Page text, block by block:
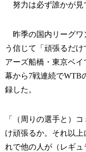
努力は必ず誰かが見
昨季の国内リーグワ
う信じて「頑張るだ
アーズ船橋・東京ベ
幕から7戦連続でWTB
録した。
「（周りの選手と）
け頑張るか。それ以
れで他の人が（レギ